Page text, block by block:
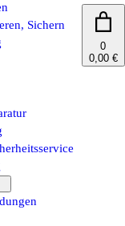
Sichern
0
0,00 €